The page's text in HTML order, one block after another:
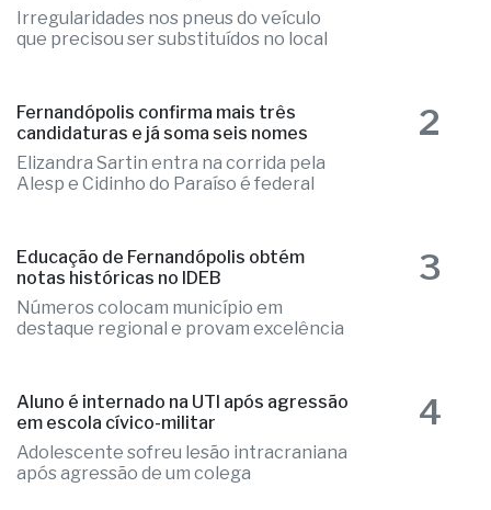
Irregularidades nos pneus do veículo
que precisou ser substituídos no local
Fernandópolis confirma mais três
candidaturas e já soma seis nomes
Elizandra Sartin entra na corrida pela
Alesp e Cidinho do Paraíso é federal
2
Educação de Fernandópolis obtém
notas históricas no IDEB
Números colocam município em
destaque regional e provam excelência
3
Aluno é internado na UTI após agressão
em escola cívico-militar
Adolescente sofreu lesão intracraniana
após agressão de um colega
4